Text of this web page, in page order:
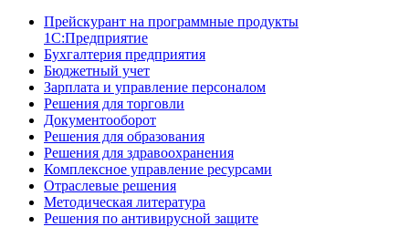
Прейскурант на программные продукты
1С:Предприятие
Бухгалтерия предприятия
Бюджетный учет
Зарплата и управление персоналом
Решения для торговли
Документооборот
Решения для образования
Решения для здравоохранения
Комплексное управление ресурсами
Отраслевые решения
Методическая литература
Решения по антивирусной защите